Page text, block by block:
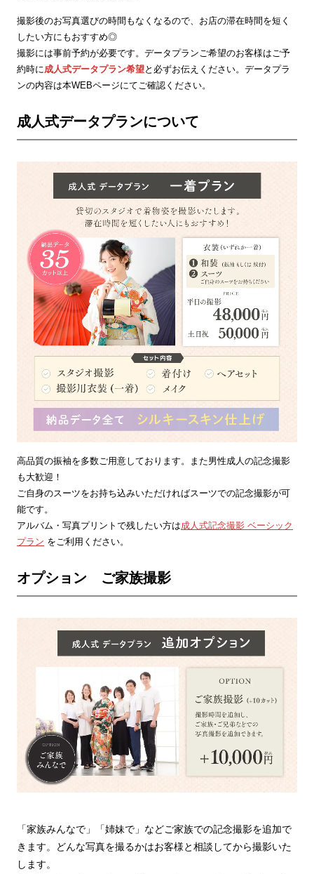
撮影後のお写真選びの時間もなくなるので、お店の滞在時間を短く
したい方にもおすすめ◎
撮影には事前予約が必要です。データプランご希望のお客様はご予
約時に成人式データプラン希望と必ずお伝えください。データプラ
ンの内容は本WEBページにてご確認ください。
成人式データプランについて
高品質の振袖を多数ご用意しております。また男性成人の記念撮影
も大歓迎！
ご自身のスーツをお持ち込みいただければスーツでの記念撮影が可
能です。
アルバム・写真プリントで残したい方は成人式記念撮影 ベーシック
プラン をご利用ください。
オプション ご家族撮影
「家族みんなで」「姉妹で」などご家族での記念撮影を追加で
きます。どんな写真を撮るかはお客様と相談してから撮影いた
します。